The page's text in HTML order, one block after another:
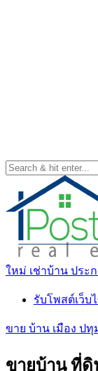
ใหม่ เช่าบ้าน ประ
รับโพสต์เว็บ
ขาย บ้าน เมือง ป
ขายบ้าน ที่ดิ